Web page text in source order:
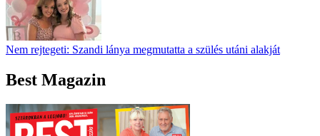
Nem rejtegeti: Szandi lánya megmutatta a szülés utáni alakját
Best Magazin